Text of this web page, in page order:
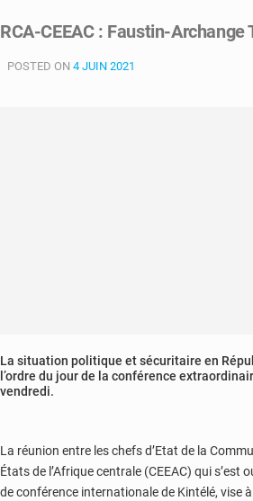
plaide
l’accompagnement
RCA-CEEAC : Faustin-Archange
POSTED ON 4 JUIN 2021
La situation politique et sécuritaire en
l’ordre du jour de la conférence
vendredi.
La réunion entre les chefs d’Etat de la
États de l’Afrique centrale (CEEAC) qui s’est
de conférence internationale de Kintélé, vise